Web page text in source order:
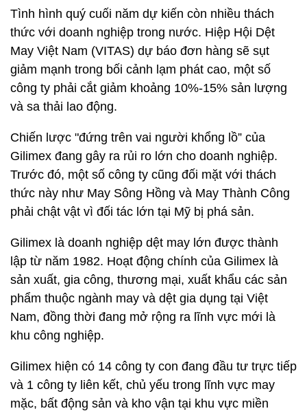
Tình hình quý cuối năm dự kiến còn nhiều thách
thức với doanh nghiệp trong nước. Hiệp Hội Dệt
May Việt Nam (VITAS) dự báo đơn hàng sẽ sụt
giảm mạnh trong bối cảnh lạm phát cao, một số
công ty phải cắt giảm khoảng 10%-15% sản lượng
và sa thải lao động.
Chiến lược "đứng trên vai người khổng lồ” của
Gilimex đang gây ra rủi ro lớn cho doanh nghiệp.
Trước đó, một số công ty cũng đối mặt với thách
thức này như May Sông Hồng và May Thành Công
phải chật vật vì đối tác lớn tại Mỹ bị phá sản.
Gilimex là doanh nghiệp dệt may lớn được thành
lập từ năm 1982. Hoạt động chính của Gilimex là
sản xuất, gia công, thương mại, xuất khẩu các sản
phẩm thuộc ngành may và dệt gia dụng tại Việt
Nam, đồng thời đang mở rộng ra lĩnh vực mới là
khu công nghiệp.
Gilimex hiện có 14 công ty con đang đầu tư trực tiếp
và 1 công ty liên kết, chủ yếu trong lĩnh vực may
mặc, bất động sản và kho vận tại khu vực miền